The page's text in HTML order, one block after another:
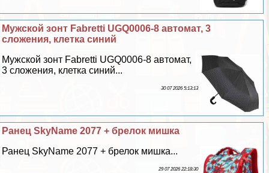
Мужской зонт Fabretti UGQ0006-8 автомат, 3
сложения, клетка синий
Мужской зонт Fabretti UGQ0006-8 автомат,
3 сложения, клетка синий...
30 07 2026 5:13:13
Ранец SkyName 2077 + брелок мишка
Ранец SkyName 2077 + брелок мишка...
29 07 2026 22:18:30